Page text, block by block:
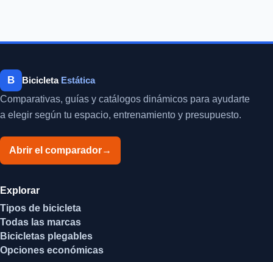
B Bicicleta Estática
Comparativas, guías y catálogos dinámicos para ayudarte
a elegir según tu espacio, entrenamiento y presupuesto.
Abrir el comparador→
Explorar
Tipos de bicicleta
Todas las marcas
Bicicletas plegables
Opciones económicas